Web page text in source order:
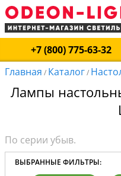
+7 (800) 775-63-32
Главная / Каталог/
Лампы
ВЫБРАННЫЕ ФИЛЬТРЫ: